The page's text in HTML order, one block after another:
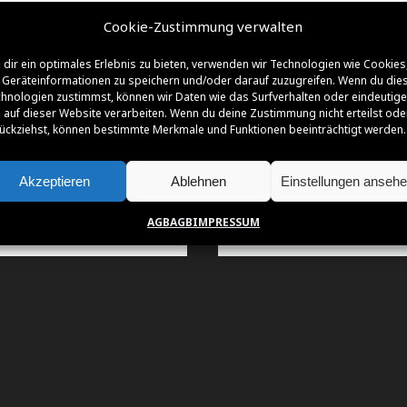
Cookie-Zustimmung verwalten
dir ein optimales Erlebnis zu bieten, verwenden wir Technologien wie
zu speichern und/oder darauf zuzugreifen. Wenn du
zustimmst, können wir Daten wie das Surfverhalten oder eindeutige
auf dieser Website verarbeiten. Wenn du deine Zustimmung nicht erteilst
können bestimmte Merkmale und Funktionen beeinträchtigt werden.
Akzeptieren Ablehnen Einstellungen
AGBAGBIMPRESSUM
| FÖRDERER | PARTNER |